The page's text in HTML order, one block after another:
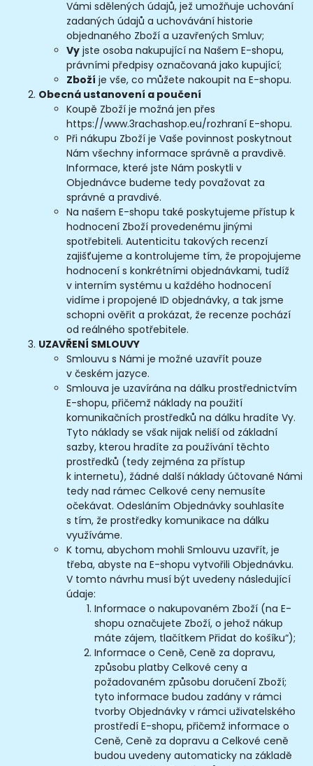
Vámi sdělených údajů, jež umožňuje uchování
zadaných údajů a uchovávání historie
objednaného Zboží a uzavřených Smluv;
Vy jste osoba nakupující na Našem E-shopu,
právními předpisy označovaná jako kupující;
Zboží je vše, co můžete nakoupit na E-shopu.
Obecná ustanovení a poučení
Koupě Zboží je možná jen přes
https://www.3rachashop.eu/rozhraní E-shopu.
Při nákupu Zboží je Vaše povinnost poskytnout
Nám všechny informace správně a pravdivě.
Informace, které jste Nám poskytli v
Objednávce budeme tedy považovat za
správné a pravdivé.
Na našem E-shopu také poskytujeme přístup k
hodnocení Zboží provedenému jinými
spotřebiteli. Autenticitu takových recenzí
zajišťujeme a kontrolujeme tím, že propojujeme
hodnocení s konkrétními objednávkami, tudíž
v interním systému u každého hodnocení
vidíme i propojené ID objednávky, a tak jsme
schopni ověřit a prokázat, že recenze pochází
od reálného spotřebitele.
UZAVŘENÍ SMLOUVY
Smlouvu s Námi je možné uzavřít pouze
v českém jazyce.
Smlouva je uzavírána na dálku prostřednictvím
E-shopu, přičemž náklady na použití
komunikačních prostředků na dálku hradíte Vy.
Tyto náklady se však nijak neliší od základní
sazby, kterou hradíte za používání těchto
prostředků (tedy zejména za přístup
k internetu), žádné další náklady účtované Námi
tedy nad rámec Celkové ceny nemusíte
očekávat. Odesláním Objednávky souhlasíte
s tím, že prostředky komunikace na dálku
využíváme.
K tomu, abychom mohli Smlouvu uzavřít, je
třeba, abyste na E-shopu vytvořili Objednávku.
V tomto návrhu musí být uvedeny následující
údaje:
Informace o nakupovaném Zboží (na E-
shopu označujete Zboží, o jehož nákup
máte zájem, tlačítkem Přidat do košíku“);
Informace o Ceně, Ceně za dopravu,
způsobu platby Celkové ceny a
požadovaném způsobu doručení Zboží;
tyto informace budou zadány v rámci
tvorby Objednávky v rámci uživatelského
prostředí E-shopu, přičemž informace o
Ceně, Ceně za dopravu a Celkové ceně
budou uvedeny automaticky na základě